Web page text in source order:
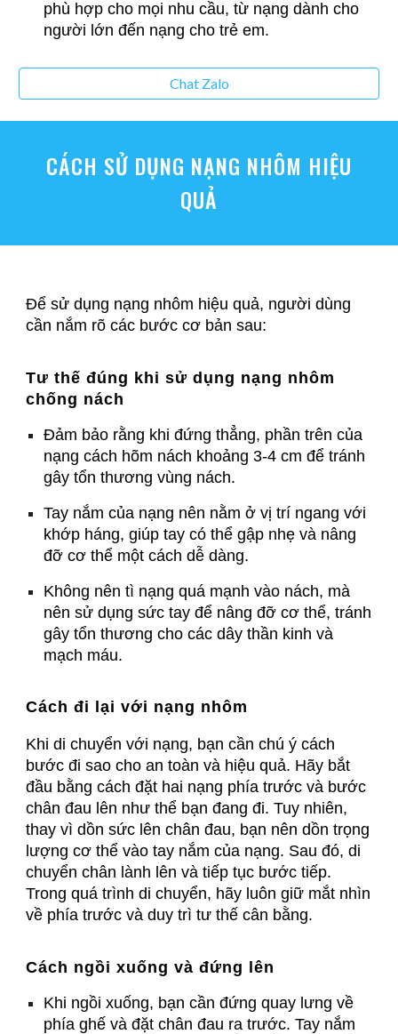
phù hợp cho mọi nhu cầu, từ nạng dành cho
người lớn đến nạng cho trẻ em.
Chat Zalo
CÁCH SỬ DỤNG NẠNG NHÔM HIỆU
QUẢ
Để sử dụng nạng nhôm hiệu quả, người dùng
cần nắm rõ các bước cơ bản sau:
Tư thế đúng khi sử dụng nạng nhôm
chống nách
Đảm bảo rằng khi đứng thẳng, phần trên của
nạng cách hõm nách khoảng 3-4 cm để tránh
gây tổn thương vùng nách.
Tay nắm của nạng nên nằm ở vị trí ngang với
khớp háng, giúp tay có thể gập nhẹ và nâng
đỡ cơ thể một cách dễ dàng.
Không nên tì nạng quá mạnh vào nách, mà
nên sử dụng sức tay để nâng đỡ cơ thể, tránh
gây tổn thương cho các dây thần kinh và
mạch máu.
Cách đi lại với nạng nhôm
Khi di chuyển với nạng, bạn cần chú ý cách
bước đi sao cho an toàn và hiệu quả. Hãy bắt
đầu bằng cách đặt hai nạng phía trước và bước
chân đau lên như thể bạn đang đi. Tuy nhiên,
thay vì dồn sức lên chân đau, bạn nên dồn trọng
lượng cơ thể vào tay nắm của nạng. Sau đó, di
chuyển chân lành lên và tiếp tục bước tiếp.
Trong quá trình di chuyển, hãy luôn giữ mắt nhìn
về phía trước và duy trì tư thế cân bằng.
Cách ngồi xuống và đứng lên
Khi ngồi xuống, bạn cần đứng quay lưng về
phía ghế và đặt chân đau ra trước. Tay nắm